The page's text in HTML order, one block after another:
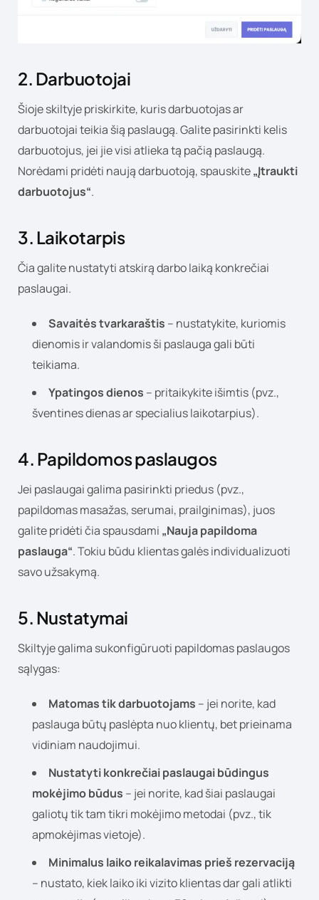
2. Darbuotojai
Šioje skiltyje priskirkite, kuris darbuotojas ar
darbuotojai teikia šią paslaugą. Galite pasirinkti kelis
darbuotojus, jei jie visi atlieka tą pačią paslaugą.
Norėdami pridėti naują darbuotoją, spauskite„Įtraukti
darbuotojus“.
3. Laikotarpis
Čia galite nustatyti atskirą darbo laiką konkrečiai
paslaugai.
Savaitės tvarkaraštis – nustatykite, kuriomis
dienomis ir valandomis ši paslauga gali būti
teikiama.
Ypatingos dienos – pritaikykite išimtis (pvz.,
šventines dienas ar specialius laikotarpius).
4. Papildomos paslaugos
Jei paslaugai galima pasirinkti priedus (pvz.,
papildomas masažas, serumai, prailginimas), juos
galite pridėti čia spausdami „Nauja papildoma
paslauga“. Tokiu būdu klientas galės individualizuoti
savo užsakymą.
5. Nustatymai
Skiltyje galima sukonfigūruoti papildomas paslaugos
sąlygas:
Matomas tik darbuotojams – jei norite, kad
paslauga būtų paslėpta nuo klientų, bet prieinama
vidiniam naudojimui.
Nustatyti konkrečiai paslaugai būdingus
mokėjimo būdus – jei norite, kad šiai paslaugai
galiotų tik tam tikri mokėjimo metodai (pvz., tik
apmokėjimas vietoje).
Minimalus laiko reikalavimas prieš rezervaciją
– nustato, kiek laiko iki vizito klientas dar gali atlikti